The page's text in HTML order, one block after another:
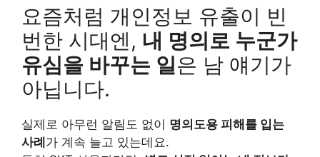
요즘처럼 개인정보 유출이 빈
번한 시대엔, 내 명의로 누군가
유심을 바꾸는 일은 남 얘기가
아닙니다.
실제로 아무런 알림도 없이 명의도용 피해를 입는
사례가 계속 늘고 있는데요.